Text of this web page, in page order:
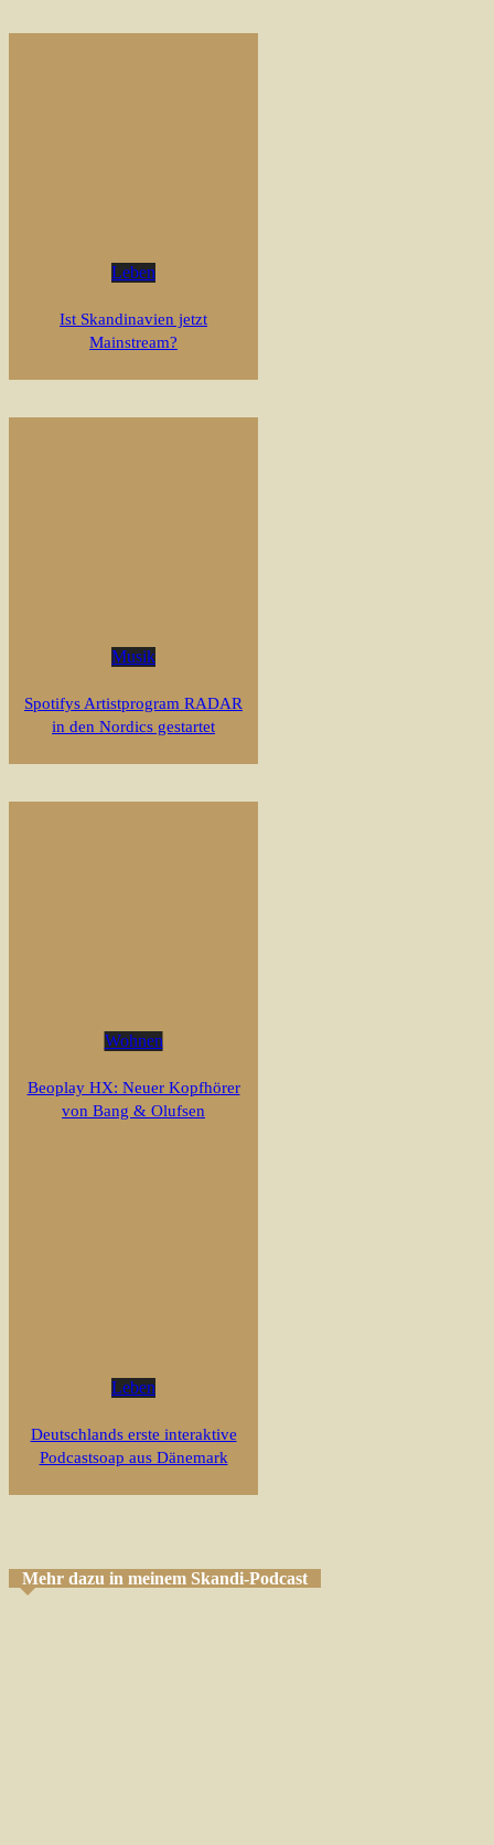
Leben
Ist Skandinavien jetzt
Mainstream?
Musik
Spotifys Artistprogram RADAR
in den Nordics gestartet
Wohnen
Beoplay HX: Neuer Kopfhörer
von Bang & Olufsen
Leben
Deutschlands erste interaktive
Podcastsoap aus Dänemark
Mehr dazu in meinem Skandi-Podcast